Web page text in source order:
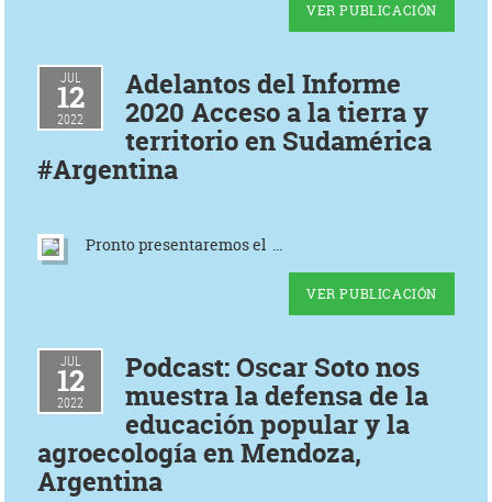
VER PUBLICACIÓN
JUL
12
2022
Adelantos del Informe
2020 Acceso a la tierra y
territorio en Sudamérica
#Argentina
Pronto presentaremos el ...
VER PUBLICACIÓN
JUL
12
2022
Podcast: Oscar Soto nos
muestra la defensa de la
educación popular y la
agroecología en Mendoza,
Argentina